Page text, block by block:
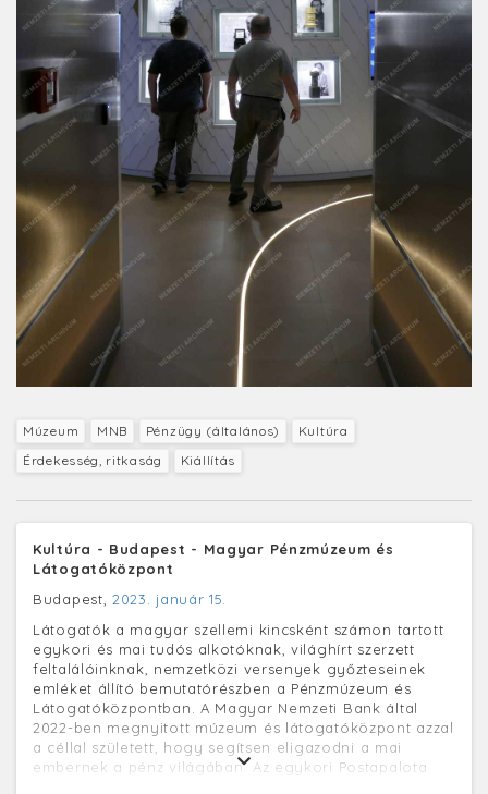
Múzeum MNB Pénzügy (általános)
Kultúra
Érdekesség, ritkaság
Kiállítás
Kultúra - Budapest - Magyar Pénzmúzeum és
Látogatóközpont
Budapest, 2023. január 15.
Látogatók a magyar szellemi kincsként számon tartott
egykori és mai tudós alkotóknak, világhírt szerzett
feltalálóinknak, nemzetközi versenyek győzteseinek
emléket állító bemutatórészben a Pénzmúzeum és
Látogatóközpontban. A Magyar Nemzeti Bank által
2022-ben megnyitott múzeum és látogatóközpont azzal
a céllal született, hogy segítsen eligazodni a mai
embernek a pénz világában. Az egykori Postapalota